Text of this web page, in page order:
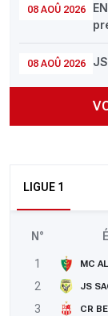
08 AOÛ 2026
08 AOÛ 2026
LIGUE 1
N°
1 MC
2
JS
3
CR